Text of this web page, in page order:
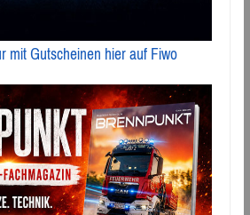
mit Gutscheinen hier auf Fiwo